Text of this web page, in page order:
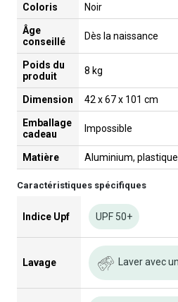
Coloris Noir
Âge
conseillé
Dès la naissance
Poids du
produit
8 kg
Dimension 42 x 67 x 101 cm
Emballage
cadeau
Impossible
Matière Aluminium,
Caractéristiques spécifiques
Indice Upf UPF 50+
Lavage Laver avec